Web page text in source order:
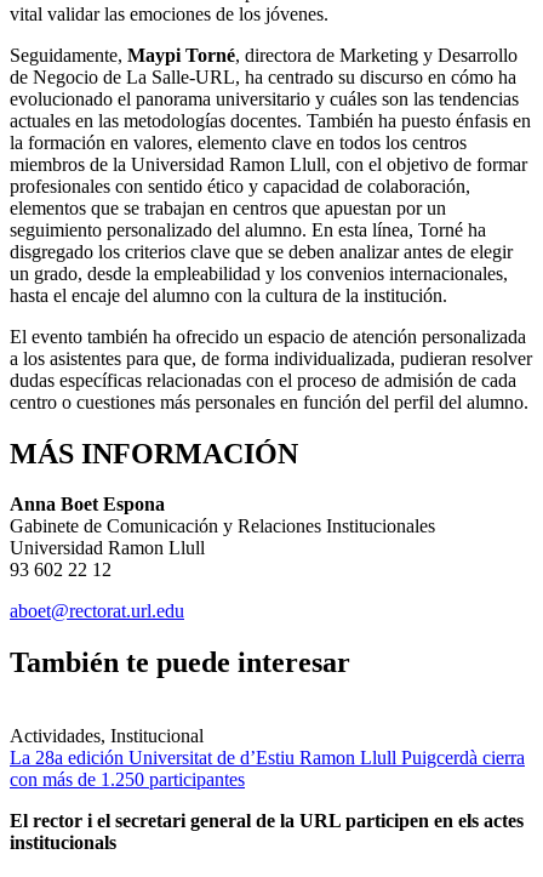
vital validar las emociones de los jóvenes.
Seguidamente, Maypi Torné, directora de Marketing y Desarrollo
de Negocio de La Salle-URL, ha centrado su discurso en cómo ha
evolucionado el panorama universitario y cuáles son las tendencias
actuales en las metodologías docentes. También ha puesto énfasis en
la formación en valores, elemento clave en todos los centros
miembros de la Universidad Ramon Llull, con el objetivo de formar
profesionales con sentido ético y capacidad de colaboración,
elementos que se trabajan en centros que apuestan por un
seguimiento personalizado del alumno. En esta línea, Torné ha
disgregado los criterios clave que se deben analizar antes de elegir
un grado, desde la empleabilidad y los convenios internacionales,
hasta el encaje del alumno con la cultura de la institución.
El evento también ha ofrecido un espacio de atención personalizada
a los asistentes para que, de forma individualizada, pudieran resolver
dudas específicas relacionadas con el proceso de admisión de cada
centro o cuestiones más personales en función del perfil del alumno.
MÁS INFORMACIÓN
Anna Boet Espona
Gabinete de Comunicación y Relaciones Institucionales
Universidad Ramon Llull
93 602 22 12
aboet@rectorat.url.edu
También te puede interesar
Actividades, Institucional
La 28a edición Universitat de d’Estiu Ramon Llull Puigcerdà cierra
con más de 1.250 participantes
El rector i el secretari general de la URL participen en els actes
institucionals